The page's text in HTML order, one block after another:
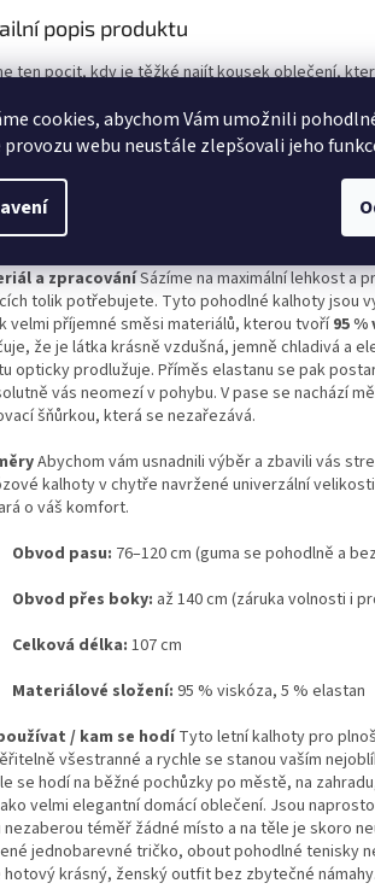
cookies, abychom Vám umožnili
provozu webu neustále zlepšovali jeho
popis produktu
ten pocit, kdy je těžké najít kousek oblečení,
které jsou k postavě maximálně milosrdné.
zipů nebo obavy, zda vám zvolený střih sedne.
případné nedokonalosti v oblasti bříška, boků a
od rána do večera. Výrazné a
ležérní šmrnc, který sluší každé věkové
a zpracováníSázíme na maximální lehkost a
tolik potřebujete. Tyto pohodlné kalhoty jsou
velmi příjemné směsi materiálů, kterou tvoří95
že je látka krásně vzdušná, jemně chladivá a
opticky prodlužuje. Příměs elastanu se pak
vás neomezí v pohybu. V pase se nachází
šňůrkou, která se nezařezává.
Abychom vám usnadnili výběr a zbavili vás
kalhoty v chytře navržené univerzální
o váš komfort.
Obvod pasu: 76–120 cm (guma se pohodlně a
Obvod přes boky: až 140 cm (záruka volnosti i
Celková délka: 107 cm
Materiálové složení: 95 % viskóza, 5 % elastan
/ kam se hodíTyto letní kalhoty pro
všestranné a rychle se stanou vaším
se hodí na běžné pochůzky po městě, na
velmi elegantní domácí oblečení. Jsou
nezaberou téměř žádné místo a na těle je skoro
jednobarevné tričko, obout pohodlné tenisky
hotový krásný, ženský outfit bez zbytečné námahy.